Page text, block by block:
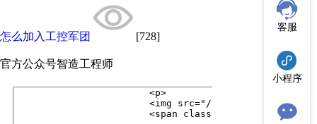
怎么加入工控军团 [728]
官方公众号智造工程师
客服
小程序